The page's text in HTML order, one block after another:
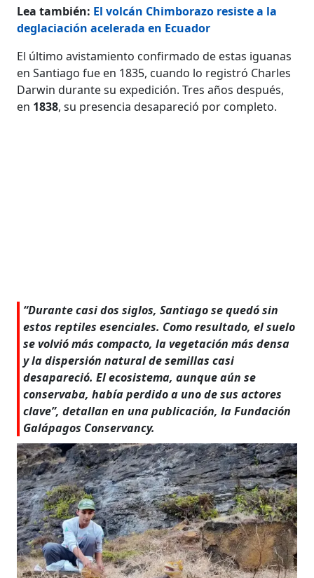
Lea también: El volcán Chimborazo resiste a la
deglaciación acelerada en Ecuador
El último avistamiento confirmado de estas iguanas
en Santiago fue en 1835, cuando lo registró Charles
Darwin durante su expedición. Tres años después,
en 1838, su presencia desapareció por completo.
“Durante casi dos siglos, Santiago se quedó sin
estos reptiles esenciales. Como resultado, el suelo
se volvió más compacto, la vegetación más densa
y la dispersión natural de semillas casi
desapareció. El ecosistema, aunque aún se
conservaba, había perdido a uno de sus actores
clave”, detallan en una publicación, la Fundación
Galápagos Conservancy.